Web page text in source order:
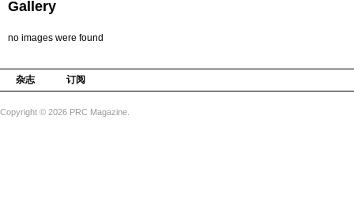
Gallery
no images were found
杂志 订阅
Copyright © 2026 PRC Magazine.